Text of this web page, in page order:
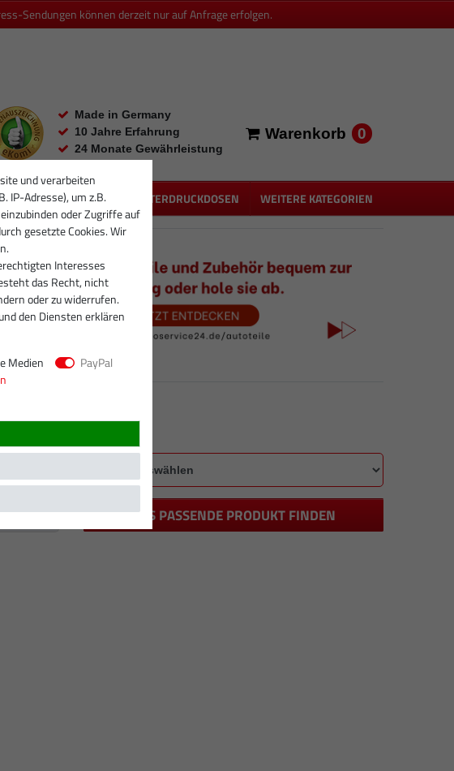
Sendungen können derzeit nur auf Anfrage erfolgen.
Made in Germany
10 Jahre Erfahrung
24 Monate Gewährleistung
Warenkorb 0
RUMPFGRUPPEN UNTERDRUCKDOSEN WEITERE KATEGORIEN
DAS PASSENDE PRODUKT FINDEN
und verarbeiten
IP-Adresse), um z.B.
oder Zugriffe auf
gesetzte Cookies. Wir
Interesses
das Recht, nicht
oder zu widerrufen.
den Diensten erklären
Medien
PayPal